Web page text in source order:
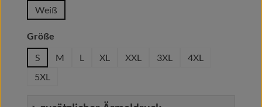
Weiß
Größe
S
M L XL XXL 3XL
4XL
5XL